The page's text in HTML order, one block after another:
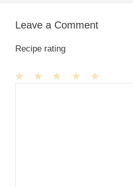
Leave a Comment
Recipe rating